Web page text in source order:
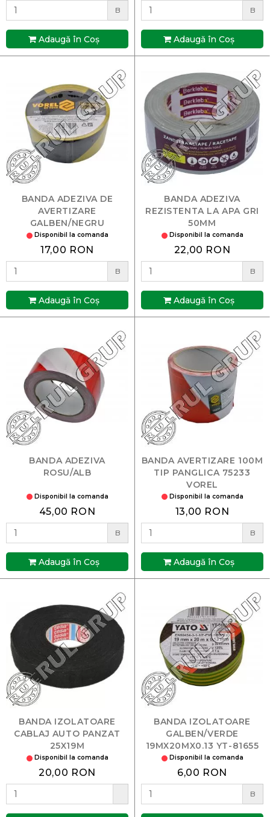
B
Adaugă în Coş
B
Adaugă în Coş
BANDA ADEZIVA DE
AVERTIZARE
GALBEN/NEGRU
48MMX33M 75231 VOREL
Disponibil la comanda
17,00 RON
B
Adaugă în Coş
BANDA ADEZIVA
REZISTENTA LA APA GRI
50MM
Disponibil la comanda
22,00 RON
B
Adaugă în Coş
BANDA ADEZIVA
ROSU/ALB
Disponibil la comanda
45,00 RON
B
Adaugă în Coş
BANDA AVERTIZARE 100M
TIP PANGLICA 75233
VOREL
Disponibil la comanda
13,00 RON
B
Adaugă în Coş
BANDA IZOLATOARE
CABLAJ AUTO PANZAT
25X19M
Disponibil la comanda
20,00 RON
BANDA IZOLATOARE
GALBEN/VERDE
19MX20MX0.13 YT-81655
YATO
Disponibil la comanda
6,00 RON
B